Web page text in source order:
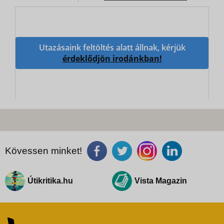
Utazásaink feltöltés alatt állnak, kérjük
érdeklődjön irodánkban!
Kövessen minket!
Útikritika.hu Vista Magazin